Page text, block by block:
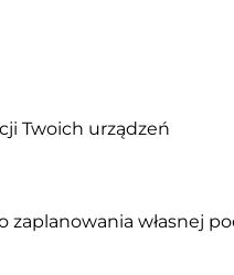
Twoich urządzeń
zaplanowania własnej